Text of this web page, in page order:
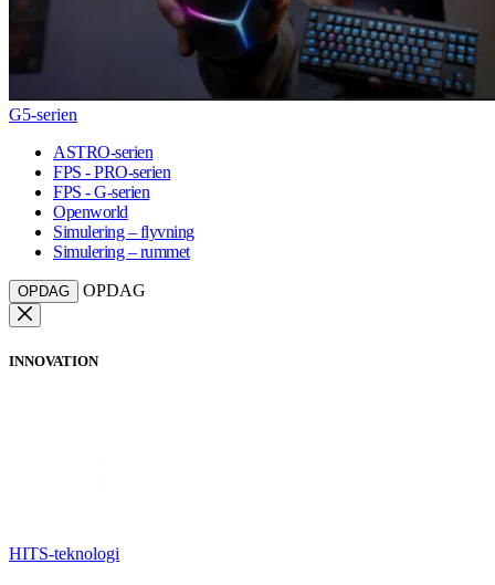
G5-serien
ASTRO-serien
FPS - PRO-serien
FPS - G-serien
Openworld
Simulering – flyvning
Simulering – rummet
OPDAG OPDAG
INNOVATION
HITS-teknologi